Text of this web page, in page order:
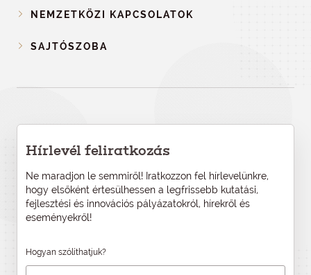
NEMZETKÖZI KAPCSOLATOK
SAJTÓSZOBA
Hírlevél feliratkozás
Ne maradjon le semmiről! Iratkozzon fel hírlevelünkre,
hogy elsőként értesülhessen a legfrissebb kutatási,
fejlesztési és innovációs pályázatokról, hírekről és
eseményekről!
Hogyan szólíthatjuk?